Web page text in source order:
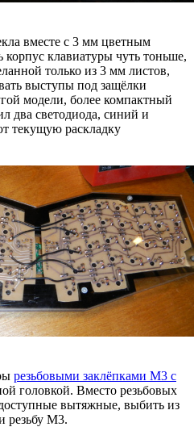
вместе с 3 мм цветным
корпус клавиатуры чуть тоньше,
только из 3 мм листов,
выступы под защёлки
модели, более компактный
два светодиода, синий и
текущую раскладку
резьбовыми заклёпками М3 с
головкой. Вместо резьбовых
вытяжные, выбить из
резьбу М3.